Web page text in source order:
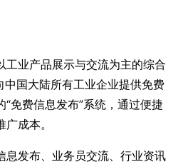
工业产品展示与交流为主的综合
国大陆所有工业企业提供免费
免费信息发布”系统，通过便捷
成本。
息发布、业务员交流、行业资讯